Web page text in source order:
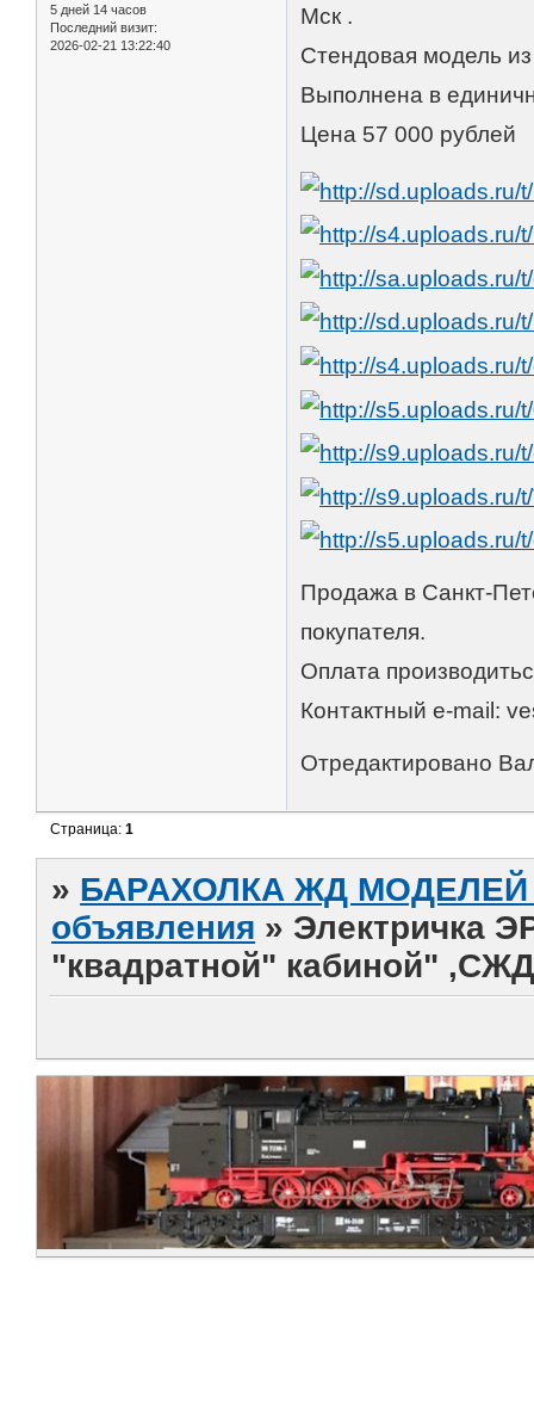
5 дней 14 часов
Последний визит:
2026-02-21 13:22:40
Мск .
Стендовая модель
Выполнена в
Цена 57 000 рублей
Продажа в Санкт-
покупателя.
Оплата
Контактный e-mail:
Отредактировано
Страница:1
» БАРАХОЛКА ЖД МОДЕЛЕЙ
объявления » Электричка
"квадратной" кабиной"